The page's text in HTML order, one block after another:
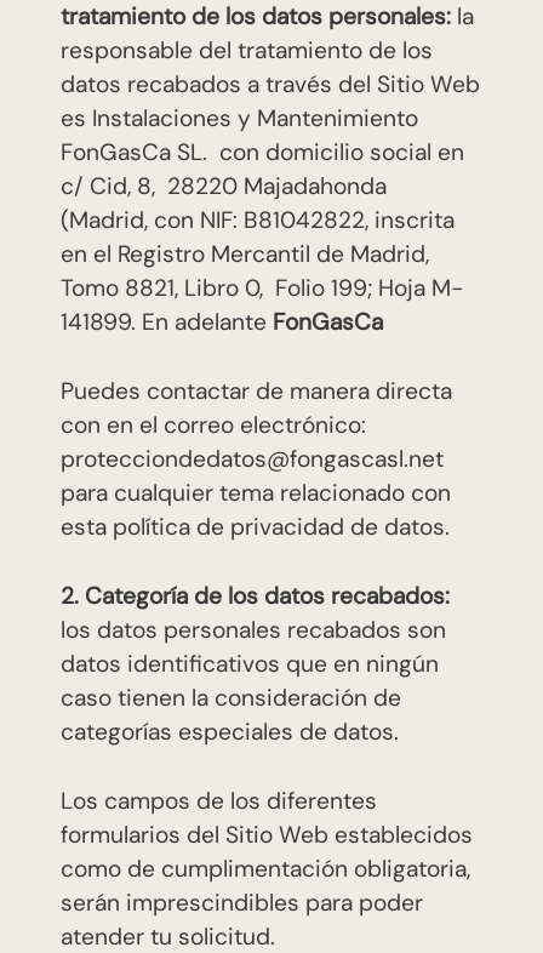
tratamiento de los datos personales: la
responsable del tratamiento de los
datos recabados a través del Sitio Web
es Instalaciones y Mantenimiento
FonGasCa SL. con domicilio social en
c/ Cid, 8, 28220 Majadahonda
(Madrid, con NIF: B81042822, inscrita
en el Registro Mercantil de Madrid,
Tomo 8821, Libro 0, Folio 199; Hoja M-
141899. En adelante FonGasCa
Puedes contactar de manera directa
con en el correo electrónico:
protecciondedatos@fongascasl.net
para cualquier tema relacionado con
esta política de privacidad de datos.
2. Categoría de los datos recabados:
los datos personales recabados son
datos identificativos que en ningún
caso tienen la consideración de
categorías especiales de datos.
Los campos de los diferentes
formularios del Sitio Web establecidos
como de cumplimentación obligatoria,
serán imprescindibles para poder
atender tu solicitud.